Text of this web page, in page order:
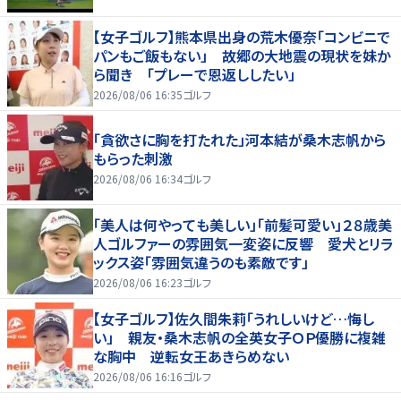
【女子ゴルフ】熊本県出身の荒木優奈「コンビニで
パンもご飯もない」 故郷の大地震の現状を妹か
ら聞き 「プレーで恩返ししたい」
2026/08/06 16:35ゴルフ
「貪欲さに胸を打たれた」河本結が桑木志帆から
もらった刺激
2026/08/06 16:34ゴルフ
「美人は何やっても美しい」「前髪可愛い」２８歳美
人ゴルファーの雰囲気一変姿に反響 愛犬とリラ
ックス姿「雰囲気違うのも素敵です」
2026/08/06 16:23ゴルフ
【女子ゴルフ】佐久間朱莉「うれしいけど…悔し
い」 親友・桑木志帆の全英女子ＯＰ優勝に複雑
な胸中 逆転女王あきらめない
2026/08/06 16:16ゴルフ